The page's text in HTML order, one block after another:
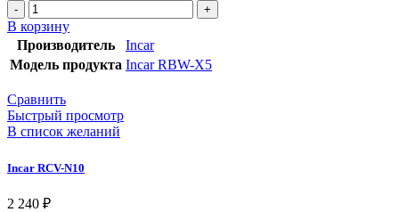
В корзину
Производитель
Incar
Модель продукта Incar RBW-X5
Сравнить
Быстрый просмотр
В список желаний
Incar RCV-N10
2 240 ₽